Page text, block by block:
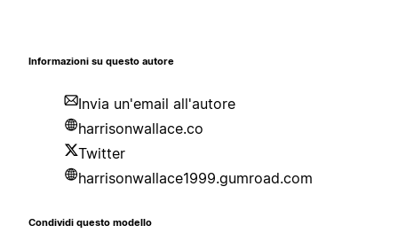
Informazioni su questo autore
Invia un'email all'autore
harrisonwallace.co
Twitter
harrisonwallace1999.gumroad.com
Condividi questo modello